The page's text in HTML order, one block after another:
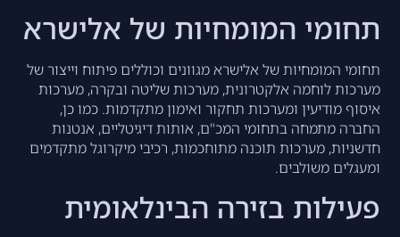
תחומי המומחיות של אלישרא
תחומי המומחיות של אלישרא מגוונים וכוללים פיתוח וייצור של
מערכות לוחמה אלקטרונית, מערכות שליטה ובקרה, מערכות
איסוף מודיעין ומערכות תחקור ואימון מתקדמות. כמו כן,
החברה מתמחה בתחומי המכ"ם, אותות דיגיטליים, אנטנות
חדשניות, מערכות תוכנה מתוחכמות, רכיבי מיקרוגל מתקדמים
ומעגלים משולבים.
פעילות בזירה הבינלאומית